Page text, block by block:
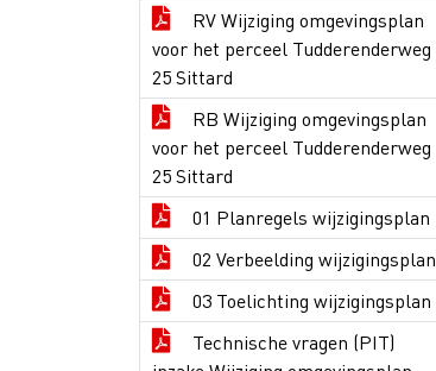
RV Wijziging omgevingsplan
voor het perceel Tudderenderweg
25 Sittard
RB Wijziging omgevingsplan
voor het perceel Tudderenderweg
25 Sittard
01 Planregels wijzigingsplan
02 Verbeelding wijzigingsplan
03 Toelichting wijzigingsplan
Technische vragen (PIT)